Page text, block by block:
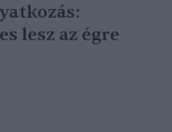
lesz az égre